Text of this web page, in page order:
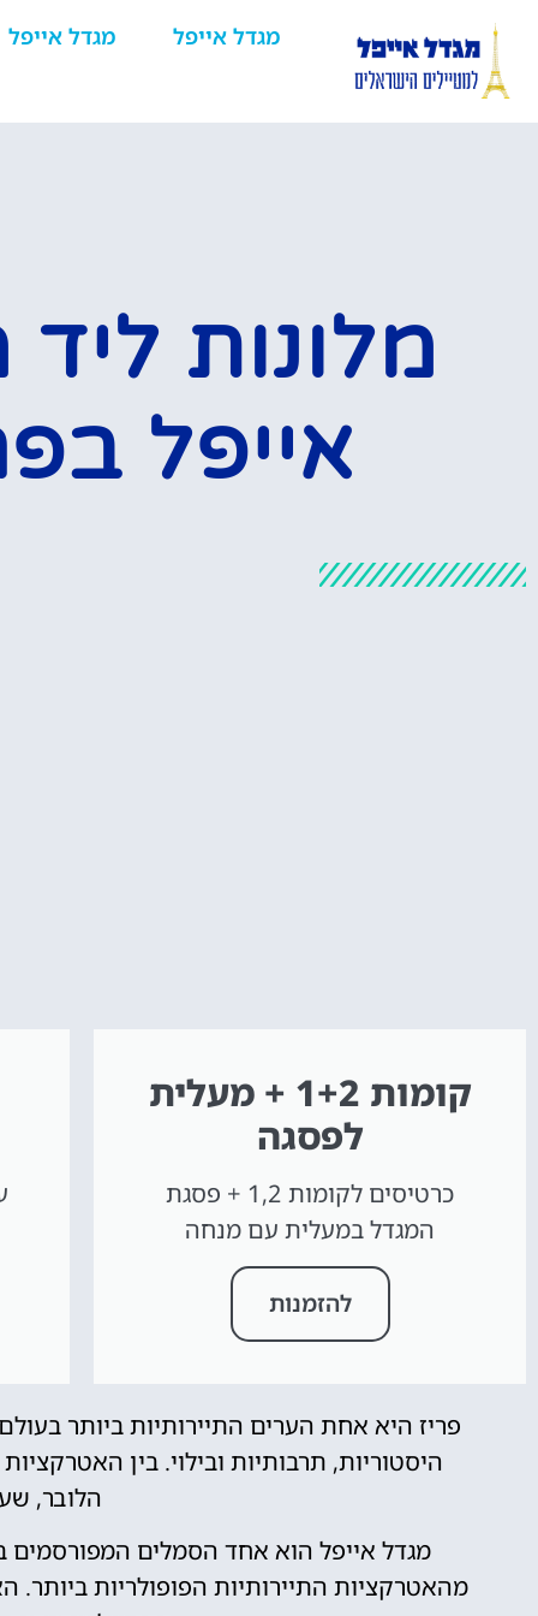
מגדל אייפל מגדל אייפל
מלונות
אייפל
קומות 1+2 + מעלית
לפסגה
כרטיסים לקומות 1,2 + פסגת
המגדל במעלית עם מנחה
להזמנות
פריז היא אחת הערים התיירותיות ביותר
היסטוריות, תרבותיות ובילוי. בין
הלובר,
מגדל אייפל הוא אחד הסמלים המפורסמים
מהאטרקציות התיירותיות הפופולריות ביותר.